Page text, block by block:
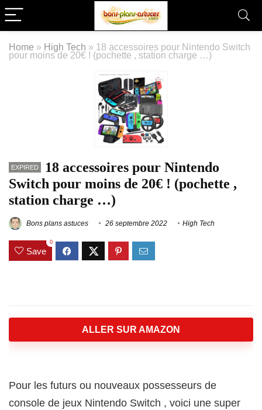
Home » High Tech » 18 accessoires pour Nintendo Switch
pour moins de 20€ ! (pochette , station charge …)
EXPIRED
18 accessoires pour Nintendo
Switch pour moins de 20€ ! (pochette ,
station charge …)
Bons plans astuces 26 septembre 2022 High Tech
Save
0
ALLER SUR AMAZON
Pour les futurs ou nouveaux possesseurs de
console de jeux Nintendo Switch , voici une super